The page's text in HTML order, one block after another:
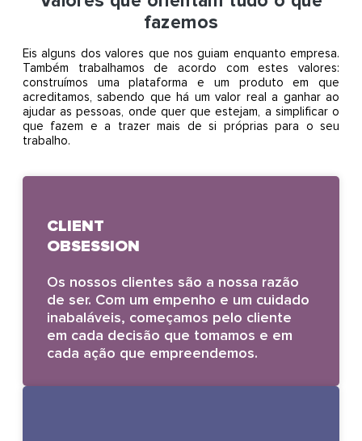
fazemos
Eis alguns dos valores que nos guiam enquanto empresa.
Também trabalhamos de acordo com estes valores:
construímos uma plataforma e um produto em que
acreditamos, sabendo que há um valor real a ganhar ao
ajudar as pessoas, onde quer que estejam, a simplificar o
que fazem e a trazer mais de si próprias para o seu
trabalho.
CLIENT
OBSESSION
Os nossos clientes são a nossa razão
de ser. Com um empenho e um cuidado
inabaláveis, começamos pelo cliente
em cada decisão que tomamos e em
cada ação que empreendemos.